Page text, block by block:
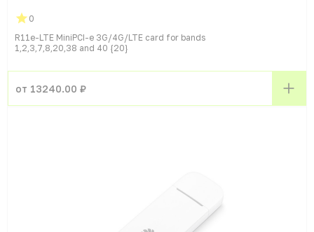
0
R11e-LTE MiniPCI-e 3G/4G/LTE card for bands
1,2,3,7,8,20,38 and 40 {20}
от 13240.00 ₽